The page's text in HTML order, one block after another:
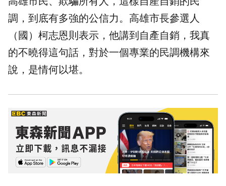
調，到底有多強的公信力。高雄市長參選人
（國）柯志恩則表示，他講到自產自銷，我真
的不曉得這句話，對於一個專業的民調機構來
說，是情何以堪。